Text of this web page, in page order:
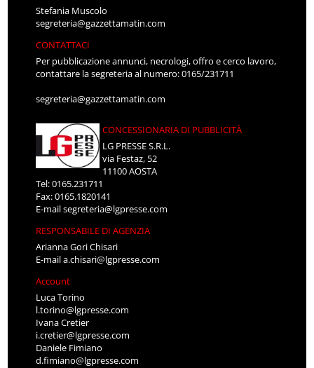
Stefania Muscolo
segreteria@gazzettamatin.com
CONTATTACI
Per pubblicazione annunci, necrologi, offro e cerco lavoro,
contattare la segreteria al numero: 0165/231711
segreteria@gazzettamatin.com
CONCESSIONARIA DI PUBBLICITÀ
LG PRESSE S.R.L.
via Festaz, 52
11100 AOSTA
Tel: 0165.231711
Fax: 0165.1820141
E-mailsegreteria@lgpresse.com
RESPONSABILE DI AGENZIA
Arianna Gori Chisari
E-maila.chisari@lgpresse.com
Account
Luca Torino
l.torino@lgpresse.com
Ivana Cretier
i.cretier@lgpresse.com
Daniele Fimiano
d.fimiano@lgpresse.com